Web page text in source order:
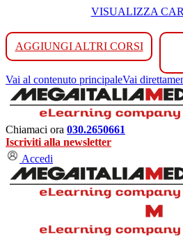
VISUALIZZA
AGGIUNGI ALTRI CORSI
Vai al contenuto principaleVai
Chiamaci ora 030.2650661
Iscriviti alla newsletter
Accedi